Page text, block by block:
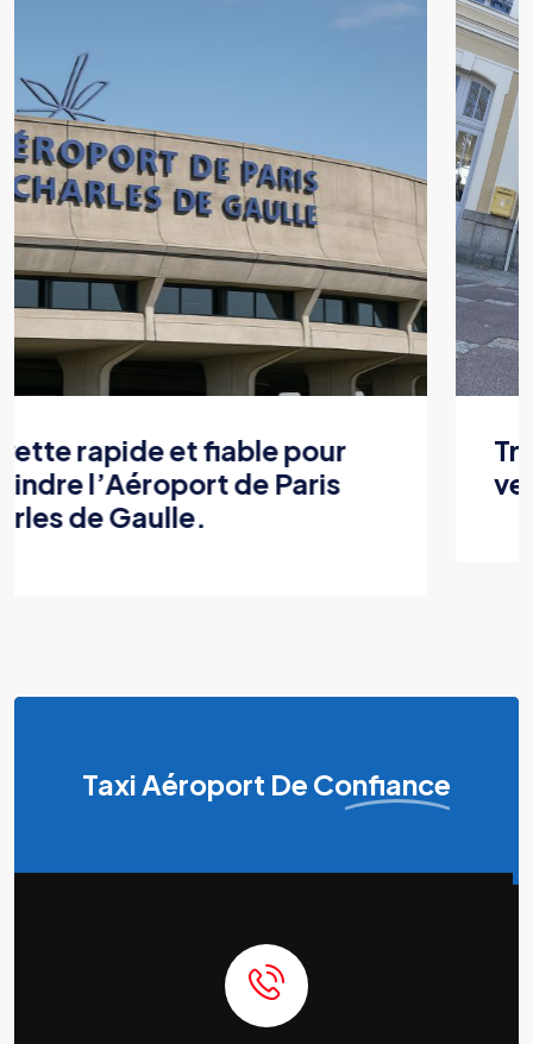
Transfert ponctuel et pratique
vers la Gare de Flers.
Taxi Aéroport De Confiance